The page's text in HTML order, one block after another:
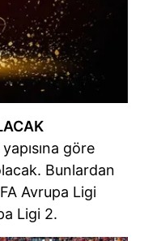
göre
Bunlardan
Avrupa Ligi
Ligi 2.